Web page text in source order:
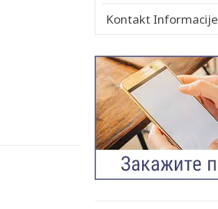
Kontakt Informacije